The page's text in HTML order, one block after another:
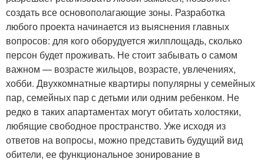
создать все основополагающие зоны. Разработка
любого проекта начинается из выяснения главных
вопросов: для кого оборудуется жилплощадь, сколько
персон будет проживать. Не стоит забывать о самом
важном — возрасте жильцов, возрасте, увлечениях,
хобби. Двухкомнатные квартиры популярны у семейных
пар, семейных пар с детьми или одним ребенком. Не
редко в таких апартаментах могут обитать холостяки,
любящие свободное пространство. Уже исходя из
ответов на вопросы, можно представить будущий вид
обители, ее функциональное зонирование в